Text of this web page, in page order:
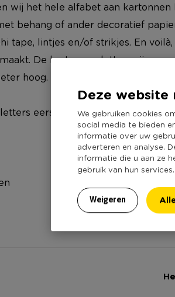
Deze website
We gebruiken cookies
social media te bieden
informatie over uw
adverteren en analyse.
informatie die u aan ze
gebruik van hun services.
Weigeren
wij het hele alfabet aan
behang of ander decoratief
tape, lintjes en/of strikjes. En
De kartonnen letters zijn
hoog.
eerst even in met vernis,